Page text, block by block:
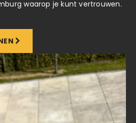
waarop je kunt vertrouwen.